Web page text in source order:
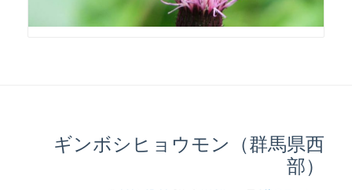
ギンボシヒョウモン（群馬県西
部）